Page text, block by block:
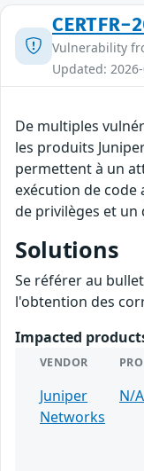
Vulnerability
Updated:
De multiples
les produits
permettent à un
exécution de code
de privilèges et un
Solutions
Se référer au
l'obtention des
Impacted
VENDOR
Juniper
Networks
N/A